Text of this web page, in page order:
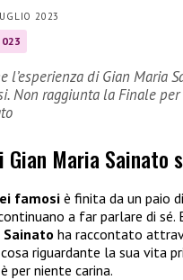
2023
l’esperienza di Gian Maria
Non raggiunta la Finale
Maria Sainato
famosi è finita da un paio
a far parlare di sé.
Sainato ha raccontato
riguardante la sua vita
per niente carina.